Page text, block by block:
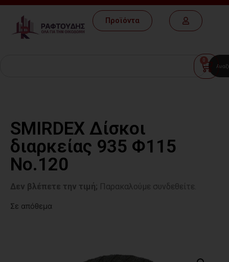
Προϊόντα
0
SMIRDEX Δίσκοι
διαρκείας 935 Φ115
Νο.120
Δεν βλέπετε την τιμή; Παρακαλούμε συνδεθείτε.
Σε απόθεμα